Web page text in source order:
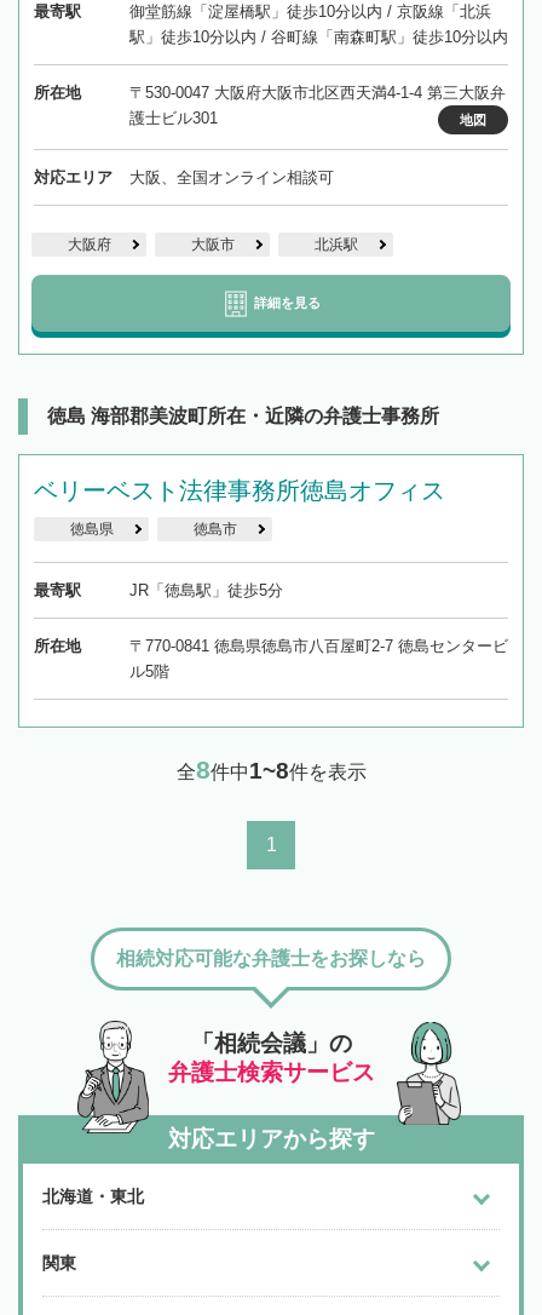
最寄駅
御堂筋線「淀屋橋駅」徒歩10分以内 / 京阪線「北浜
駅」徒歩10分以内 / 谷町線「南森町駅」徒歩10分以内
所在地
〒530-0047 大阪府大阪市北区西天満4-1-4 第三大阪弁
護士ビル301
地図
対応エリア 大阪、全国オンライン相談可
大阪府 大阪市 北浜駅
詳細を見る
徳島 海部郡美波町所在・近隣の弁護士事務所
ベリーベスト法律事務所徳島オフィス
徳島県 徳島市
最寄駅 JR「徳島駅」徒歩5分
所在地
〒770-0841 徳島県徳島市八百屋町2-7 徳島センタービ
ル5階
全8件中1~8件を表示
1
「相続会議」の
弁護士検索サービス
相続対応可能な弁護士をお探しなら
対応エリアから探す
北海道・東北
関東